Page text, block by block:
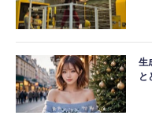
生
と